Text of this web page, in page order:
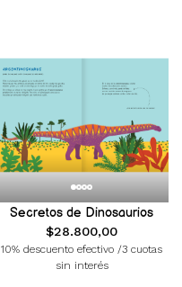
Secretos de Dinosaurios
$28.800,00
10% descuento efectivo /3 cuotas
sin interés